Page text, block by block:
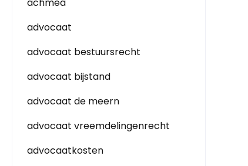
advocaat
advocaat bestuursrecht
advocaat bijstand
advocaat de meern
advocaat vreemdelingenrecht
advocaatkosten